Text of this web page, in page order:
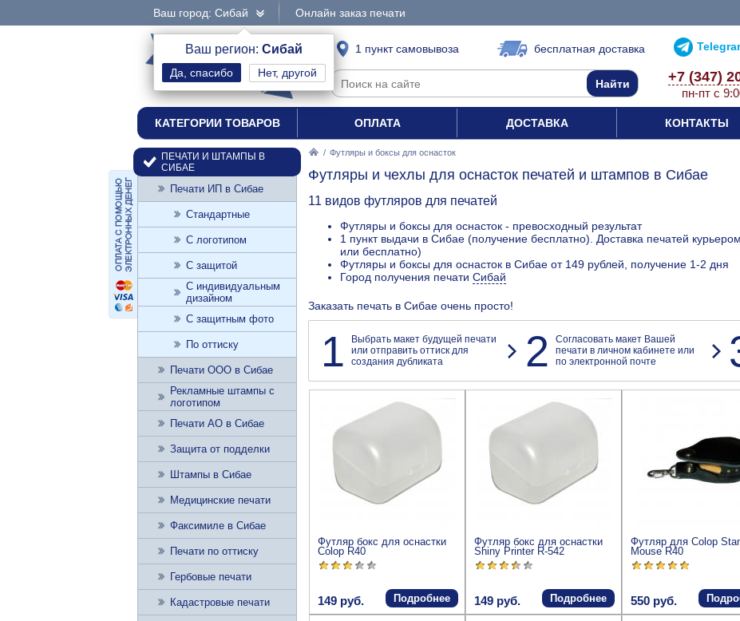
Ваш город: Сибай
Ваш регион: Сибай
Нет, другой
Онлайн заказ печати
интернет-магазин 1 пункт самовывоза бесплатная доставка
+7 (347)
пн-пт с
КАТЕГОРИИ ТОВАРОВ ОПЛАТА ДОСТАВКА КОНТАКТЫ
/ Футляры и боксы для оснасток
Футляры и чехлы для оснасток печатей и штампов в Сибае
11 видов футляров для печатей
Футляры и боксы для оснасток - превосходный результат
1 пункт выдачи в Сибае (получение бесплатно). Доставка печатей
или бесплатно)
Футляры и боксы для оснасток в Сибае от 149 рублей, получение 1-2 дня
Город получения печати Сибай
Заказать печать в Сибае очень просто!
1
Выбрать макет будущей печати
или отправить оттиск для
создания дубликата
2
Согласовать макет Вашей
печати в личном кабинете или
по электронной почте
Футляр бокс для оснастки
Colop R40
149 руб. Подробнее
Футляр бокс для оснастки
Shiny Printer R-542
149 руб. Подробнее
Футляр для Colop
Mouse R40
550 руб.
ПЕЧАТИ И ШТАМПЫ В
СИБАЕ
Печати ИП в Сибае
Стандартные
С логотипом
С защитой
С индивидуальным
дизайном
С защитным фото
По оттиску
Печати ООО в Сибае
Рекламные штампы с
логотипом
Печати АО в Сибае
Защита от подделки
Штампы в Сибае
Медицинские печати
Факсимиле в Сибае
Печати по оттиску
Гербовые печати
Кадастровые печати